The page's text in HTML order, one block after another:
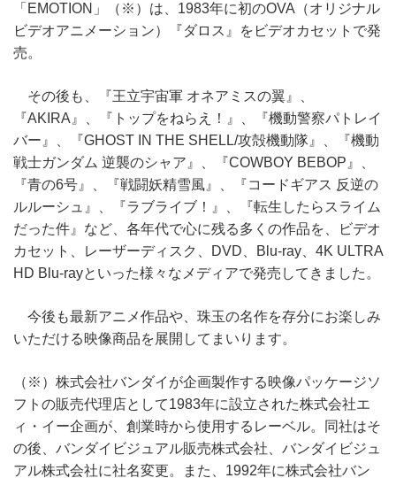
「EMOTION」（※）は、1983年に初のOVA（オリジナル
ビデオアニメーション）『ダロス』をビデオカセットで発
売。
その後も、『王立宇宙軍 オネアミスの翼』、
『AKIRA』、『トップをねらえ！』、『機動警察パトレイ
バー』、『GHOST IN THE SHELL/攻殻機動隊』、『機動
戦士ガンダム 逆襲のシャア』、『COWBOY BEBOP』、
『青の6号』、『戦闘妖精雪風』、『コードギアス 反逆の
ルルーシュ』、『ラブライブ！』、『転生したらスライム
だった件』など、各年代で心に残る多くの作品を、ビデオ
カセット、レーザーディスク、DVD、Blu-ray、4K ULTRA
HD Blu-rayといった様々なメディアで発売してきました。
今後も最新アニメ作品や、珠玉の名作を存分にお楽しみ
いただける映像商品を展開してまいります。
（※）株式会社バンダイが企画製作する映像パッケージソ
フトの販売代理店として1983年に設立された株式会社エ
ィ・イー企画が、創業時から使用するレーベル。同社はそ
の後、バンダイビジュアル販売株式会社、バンダイビジュ
アル株式会社に社名変更。また、1992年に株式会社バン